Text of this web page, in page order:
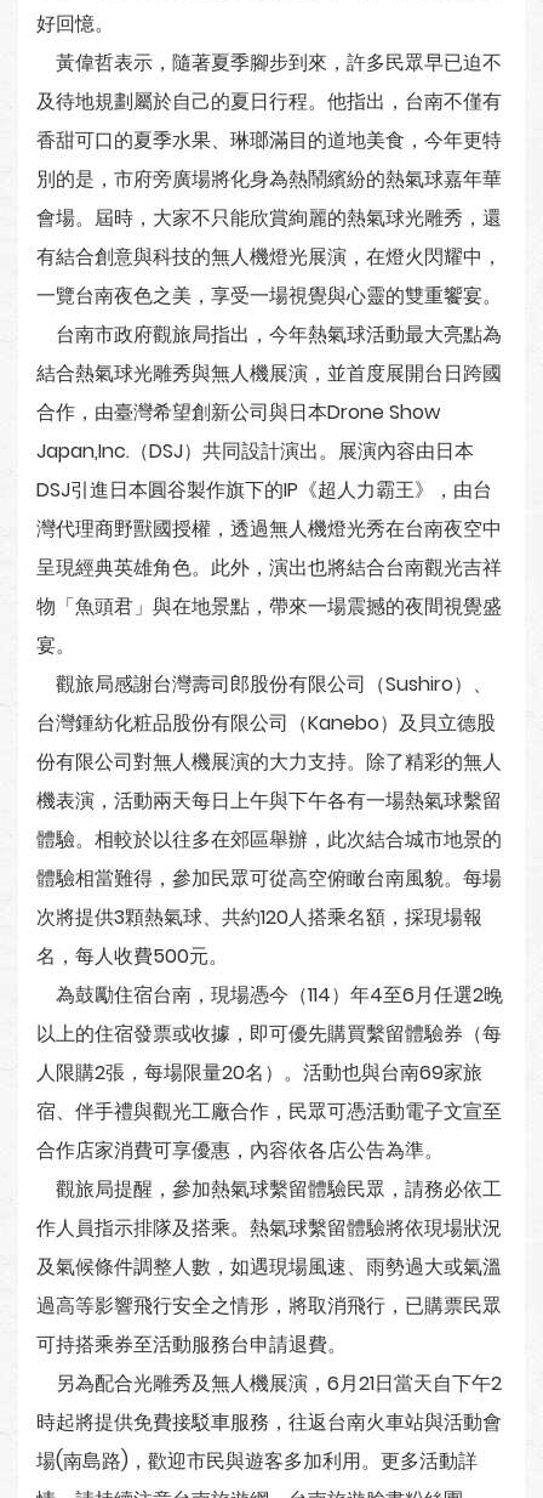
好回憶。
黃偉哲表示，隨著夏季腳步到來，許多民眾早已迫不
及待地規劃屬於自己的夏日行程。他指出，台南不僅有
香甜可口的夏季水果、琳瑯滿目的道地美食，今年更特
別的是，市府旁廣場將化身為熱鬧繽紛的熱氣球嘉年華
會場。屆時，大家不只能欣賞絢麗的熱氣球光雕秀，還
有結合創意與科技的無人機燈光展演，在燈火閃耀中，
一覽台南夜色之美，享受一場視覺與心靈的雙重饗宴。
台南市政府觀旅局指出，今年熱氣球活動最大亮點為
結合熱氣球光雕秀與無人機展演，並首度展開台日跨國
合作，由臺灣希望創新公司與日本Drone Show
Japan,Inc.（DSJ）共同設計演出。展演內容由日本
DSJ引進日本圓谷製作旗下的IP《超人力霸王》，由台
灣代理商野獸國授權，透過無人機燈光秀在台南夜空中
呈現經典英雄角色。此外，演出也將結合台南觀光吉祥
物「魚頭君」與在地景點，帶來一場震撼的夜間視覺盛
宴。
觀旅局感謝台灣壽司郎股份有限公司（Sushiro）、
台灣鍾紡化粧品股份有限公司（Kanebo）及貝立德股
份有限公司對無人機展演的大力支持。除了精彩的無人
機表演，活動兩天每日上午與下午各有一場熱氣球繫留
體驗。相較於以往多在郊區舉辦，此次結合城市地景的
體驗相當難得，參加民眾可從高空俯瞰台南風貌。每場
次將提供3顆熱氣球、共約120人搭乘名額，採現場報
名，每人收費500元。
為鼓勵住宿台南，現場憑今（114）年4至6月任選2晚
以上的住宿發票或收據，即可優先購買繫留體驗券（每
人限購2張，每場限量20名）。活動也與台南69家旅
宿、伴手禮與觀光工廠合作，民眾可憑活動電子文宣至
合作店家消費可享優惠，內容依各店公告為準。
觀旅局提醒，參加熱氣球繫留體驗民眾，請務必依工
作人員指示排隊及搭乘。熱氣球繫留體驗將依現場狀況
及氣候條件調整人數，如遇現場風速、雨勢過大或氣溫
過高等影響飛行安全之情形，將取消飛行，已購票民眾
可持搭乘券至活動服務台申請退費。
另為配合光雕秀及無人機展演，6月21日當天自下午2
時起將提供免費接駁車服務，往返台南火車站與活動會
場(南島路)，歡迎市民與遊客多加利用。更多活動詳